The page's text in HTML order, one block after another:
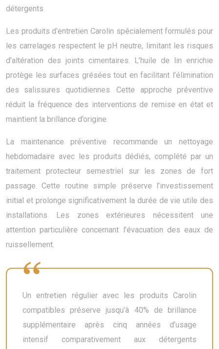
détergents.
Les produits d’entretien Carolin spécialement formulés pour
les carrelages respectent le pH neutre, limitant les risques
d’altération des joints cimentaires. L’huile de lin enrichie
protège les surfaces grésées tout en facilitant l’élimination
des salissures quotidiennes. Cette approche préventive
réduit la fréquence des interventions de remise en état et
maintient la brillance d’origine.
La maintenance préventive recommande un nettoyage
hebdomadaire avec les produits dédiés, complété par un
traitement protecteur semestriel sur les zones de fort
passage. Cette routine simple préserve l’investissement
initial et prolonge significativement la durée de vie utile des
installations. Les zones extérieures nécessitent une
attention particulière concernant l’évacuation des eaux de
ruissellement.
Un entretien régulier avec les produits Carolin
compatibles préserve jusqu’à 40% de brillance
supplémentaire après cinq années d’usage
intensif comparativement aux détergents